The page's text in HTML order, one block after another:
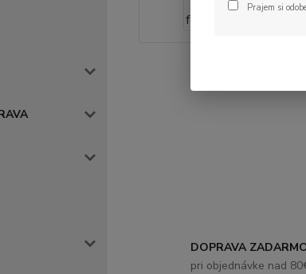
DOPRAVA
pri objednávke nad
Prajem si